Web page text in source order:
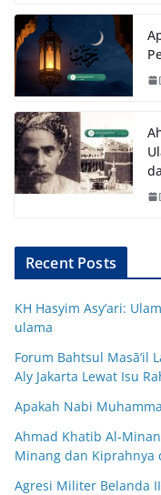
Recent Posts
KH Hasyim Asy’ari:
ulama
Forum Bahtsul Masā’il
Aly Jakarta Lewat Isu
Apakah Nabi
Ahmad Khatib Al-
Minang dan Kiprahnya
Agresi Militer Belanda